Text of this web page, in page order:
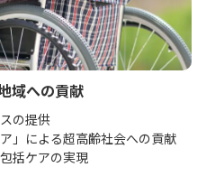
域への貢献
の提供
」による超高齢社会への貢献
括ケアの実現